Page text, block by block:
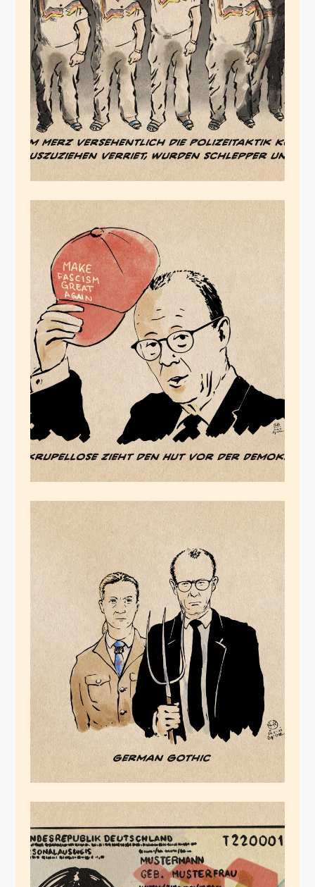
Herrenmenschenattitüde
Oktober 3, 2024
Der Skrupellose
Juni 11, 2024
German Gothic
Januar 6, 2024